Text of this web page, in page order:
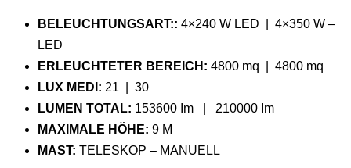
BELEUCHTUNGSART:: 4×240 W LED | 4×350 W –
LED
ERLEUCHTETER BEREICH: 4800 mq | 4800 mq
LUX MEDI: 21 | 30
LUMEN TOTAL: 153600 Im | 210000 Im
MAXIMALE HÖHE: 9 M
MAST: TELESKOP – MANUELL